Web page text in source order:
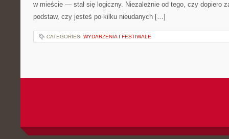
w mieście — stał się logiczny. Niezależnie od tego, czy dopiero
podstaw, czy jesteś po kilku nieudanych […]
CATEGORIES: WYDARZENIA I FESTIWALE